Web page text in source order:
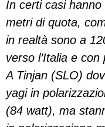
In certi casi
metri di quota,
in realtà sono a
verso l’Italia e
A Tinjan (SLO)
yagi in
(84 watt), ma